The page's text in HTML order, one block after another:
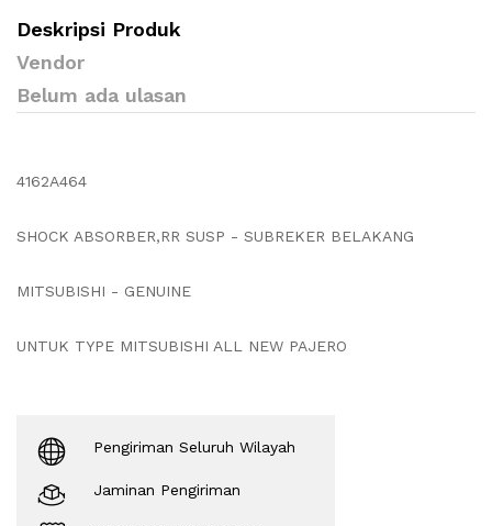
Deskripsi Produk
Vendor
Belum ada ulasan
4162A464
SHOCK ABSORBER,RR SUSP - SUBREKER BELAKANG
MITSUBISHI - GENUINE
UNTUK TYPE MITSUBISHI ALL NEW PAJERO
Pengiriman Seluruh Wilayah
Jaminan Pengiriman